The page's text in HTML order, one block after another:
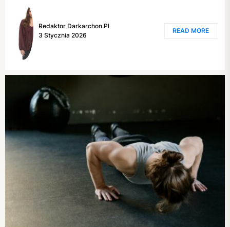
Redaktor Darkarchon.pl
3 Stycznia 2026
READ MORE